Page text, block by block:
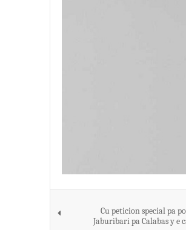
Cu peticion special pa
Jaburibari pa Calabas y e